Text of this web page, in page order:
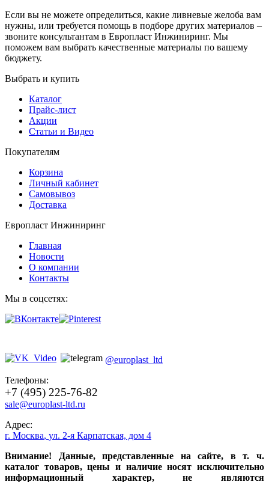
Если вы не можете определиться, какие ливневые желоба вам
нужны, или требуется помощь в подборе других материалов –
звоните консультантам в Европласт Инжиниринг. Мы
поможем вам выбрать качественные материалы по вашему
бюджету.
Выбрать и купить
Каталог
Прайс-лист
Акции
Статьи и Видео
Покупателям
Корзина
Личный кабинет
Самовывоз
Доставка
Европласт Инжиниринг
Главная
Новости
О компании
Контакты
Мы в соцсетях:
@europlast_ltd
Телефоны:
+7 (495) 225-76-82
sale@europlast-ltd.ru
Адрес:
г. Москва, ул. 2-я Карпатская, дом 4
Внимание! Данные, представленные на сайте, в т. ч.
каталог товаров, цены и наличие носят исключительно
информационный характер, не являются